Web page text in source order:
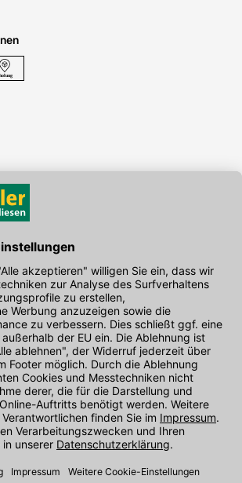
App
ist montags bis freitags von 08:00 - 17:00
07071 / 151-151für Sie erreichbar.
unser Kontaktformular nutzen.
Niederlassungen finden Sie